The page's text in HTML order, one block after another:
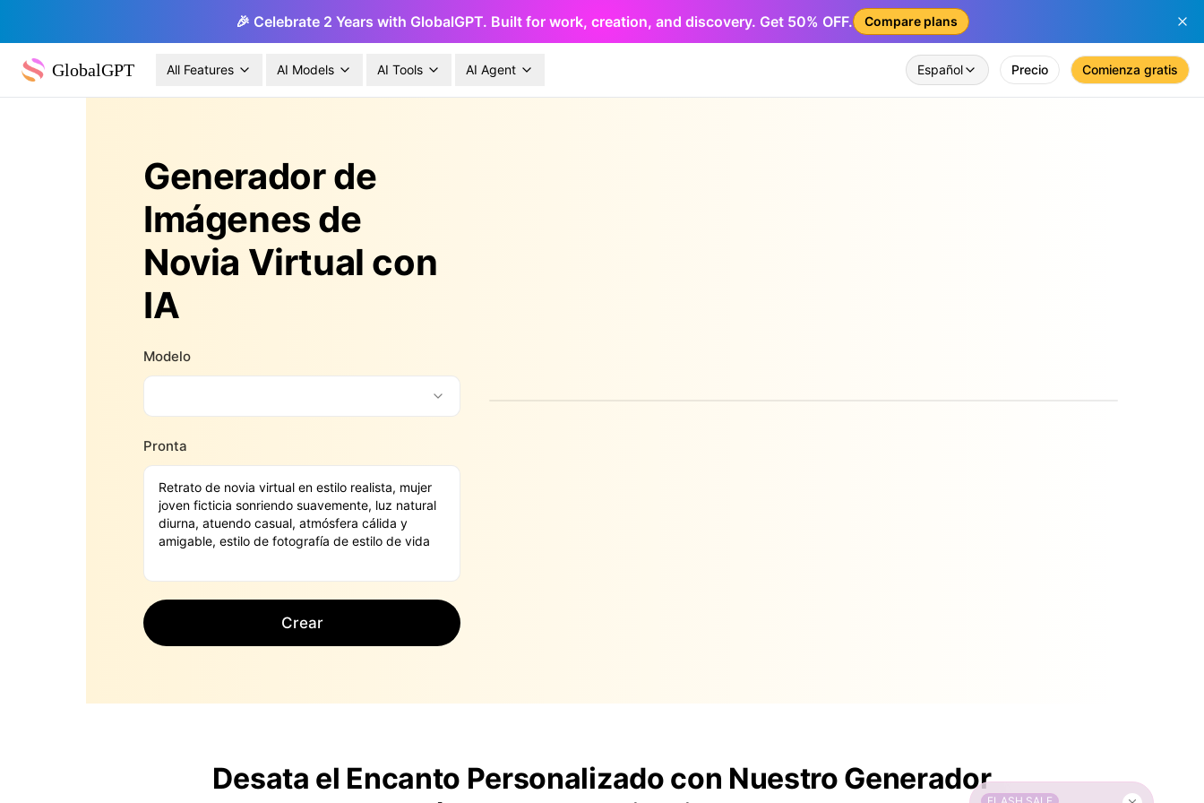
🎉 Celebrate 2 Years with GlobalGPT. Built for work, creation, and discovery. Get 50% OFF. Compare plans
GlobalGPT All Features AI Models AI Tools AI Agent Español Precio Comienza gratis
Generador de
Imágenes de
Novia Virtual con
IA
Modelo
Pronta
Crear
Desata el Encanto Personalizado con Nuestro Generador